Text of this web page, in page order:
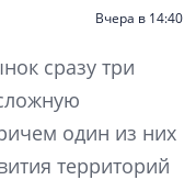
Вчера в 14:40
сразу три
один из них
территорий